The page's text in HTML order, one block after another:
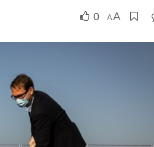
0 AA